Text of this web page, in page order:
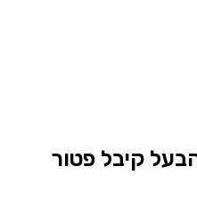
קיבל פטור